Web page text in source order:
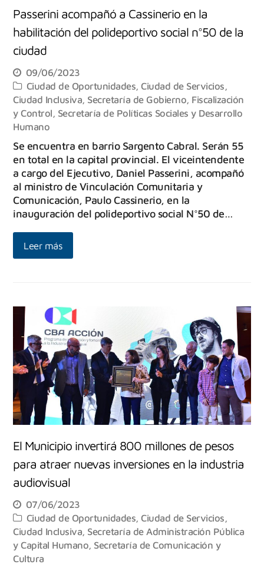
Passerini acompañó a Cassinerio en la
habilitación del polideportivo social n°50 de la
ciudad
09/06/2023
Ciudad de Oportunidades ,Ciudad de Servicios
Ciudad Inclusiva Secretaría de Gobierno, Fiscalización
y Control Secretaría de Políticas Sociales y Desarrollo
Humano
Se encuentra en barrio Sargento Cabral. Serán 55
en total en la capital provincial. El viceintendente
a cargo del Ejecutivo, Daniel Passerini, acompañó
al ministro de Vinculación Comunitaria y
Comunicación, Paulo Cassinerio, en la
inauguración del polideportivo social N°50 de…
Leer más
El Municipio invertirá 800 millones de pesos
para atraer nuevas inversiones en la industria
audiovisual
07/06/2023
Ciudad de Oportunidades,Ciudad de Servicios,
Ciudad Inclusiva, Secretaría de Administración Pública
y Capital Humano, Secretaría de Comunicación y
Cultura